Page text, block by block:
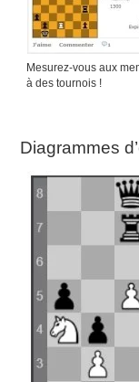
Mesurez-vous aux
à des tournois !
Diagrammes